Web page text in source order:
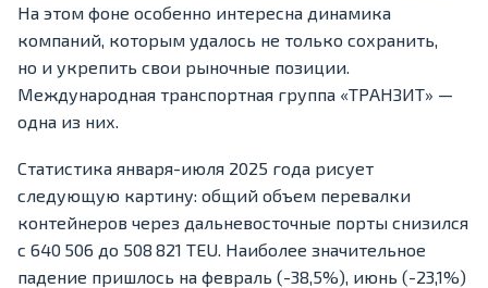
На этом фоне особенно интересна динамика
компаний, которым удалось не только сохранить,
но и укрепить свои рыночные позиции.
Международная транспортная группа «ТРАНЗИТ» —
одна из них.
Статистика января-июля 2025 года рисует
следующую картину: общий объем перевалки
контейнеров через дальневосточные порты снизился
с 640 506 до 508 821 TEU. Наиболее значительное
падение пришлось на февраль (-38,5%), июнь (-23,1%)